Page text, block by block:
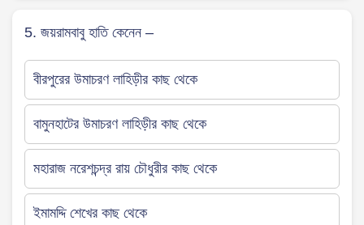
5. জয়রামবাবু হাতি কেনেন –
বীরপুরের উমাচরণ লাহিড়ীর কাছ থেকে
বামুনহাটের উমাচরণ লাহিড়ীর কাছ থেকে
মহারাজ নরেশচন্দ্র রায় চৌধুরীর কাছ থেকে
ইমামদ্দি শেখের কাছ থেকে